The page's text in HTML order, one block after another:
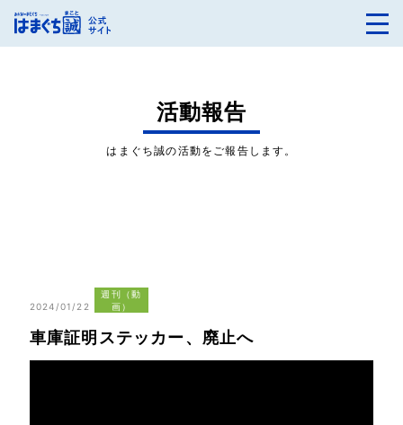
活動報告
はまぐち誠の活動をご報告します。
2024/01/22
週刊（動
画）
車庫証明ステッカー、廃止へ